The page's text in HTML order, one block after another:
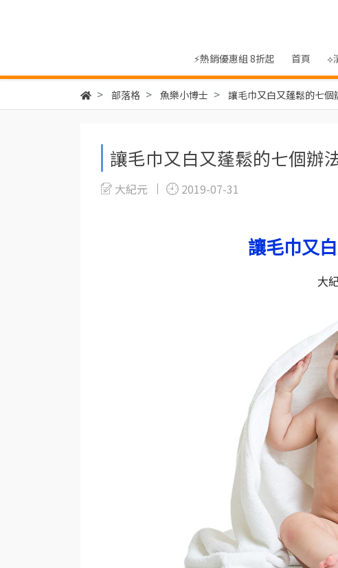
⚡熱銷優惠組 8折起 首頁 ⟡
部落格 魚樂小博士 讓毛巾又白又蓬鬆的七個
讓毛巾又白又蓬鬆的七個辦
大紀元 2019-07-31
讓毛巾又
大